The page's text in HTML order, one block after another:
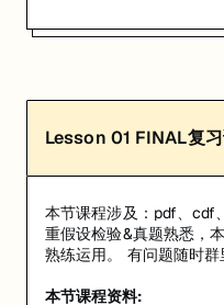
Lesson 01 FINAL复
本节课程涉及：pdf、cdf
重假设检验&真题熟悉，
熟练运用。 有问题随时
本节课程资料: